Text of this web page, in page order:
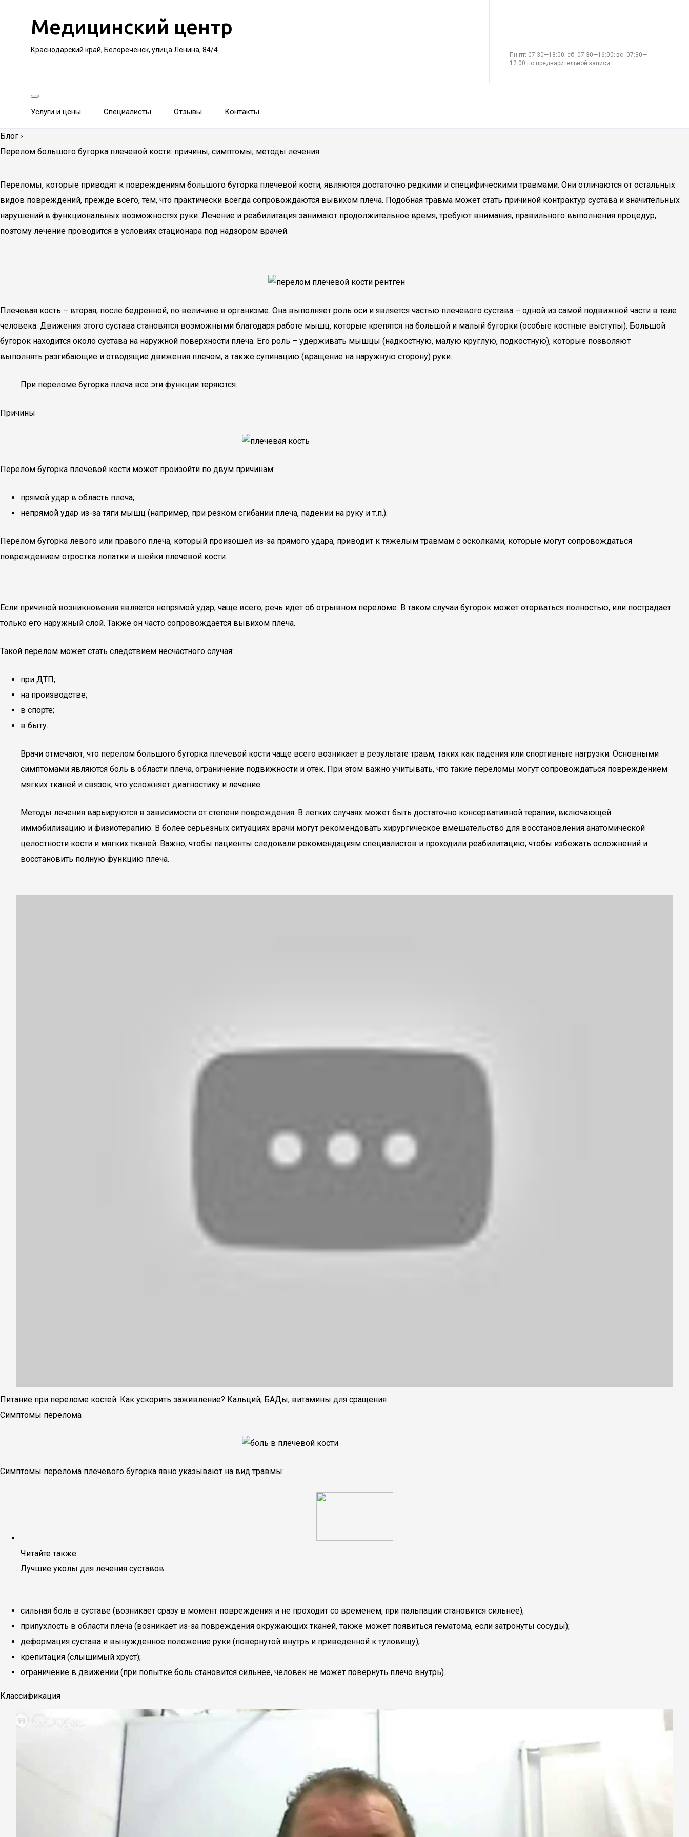
Медицинский центр
Краснодарский край, Белореченск, улица Ленина, 84/4
Пн-пт: 07:30—18:00; сб: 07:30—16:00; вс: 07:30—
12:00 по предварительной записи
Услуги и цены Специалисты Отзывы Контакты
Блог ›
Перелом большого бугорка плечевой кости: причины, симптомы, методы лечения
Переломы, которые приводят к повреждениям большого бугорка плечевой кости, являются достаточно редкими и специфическими травмами. Они отличаются от остальных
видов повреждений, прежде всего, тем, что практически всегда сопровождаются вывихом плеча. Подобная травма может стать причиной контрактур сустава и значительных
нарушений в функциональных возможностях руки. Лечение и реабилитация занимают продолжительное время, требуют внимания, правильного выполнения процедур,
поэтому лечение проводится в условиях стационара под надзором врачей.
Плечевая кость – вторая, после бедренной, по величине в организме. Она выполняет роль оси и является частью плечевого сустава – одной из самой подвижной части в теле
человека. Движения этого сустава становятся возможными благодаря работе мышц, которые крепятся на большой и малый бугорки (особые костные выступы). Большой
бугорок находится около сустава на наружной поверхности плеча. Его роль – удерживать мышцы (надкостную, малую круглую, подкостную), которые позволяют
выполнять разгибающие и отводящие движения плечом, а также супинацию (вращение на наружную сторону) руки.
При переломе бугорка плеча все эти функции теряются.
Причины
Перелом бугорка плечевой кости может произойти по двум причинам:
прямой удар в область плеча;
непрямой удар из-за тяги мышц (например, при резком сгибании плеча, падении на руку и т.п.).
Перелом бугорка левого или правого плеча, который произошел из-за прямого удара, приводит к тяжелым травмам с осколками, которые могут сопровождаться
повреждением отростка лопатки и шейки плечевой кости.
Если причиной возникновения является непрямой удар, чаще всего, речь идет об отрывном переломе. В таком случаи бугорок может оторваться полностью, или пострадает
только его наружный слой. Также он часто сопровождается вывихом плеча.
Такой перелом может стать следствием несчастного случая:
при ДТП;
на производстве;
в спорте;
в быту.
Врачи отмечают, что перелом большого бугорка плечевой кости чаще всего возникает в результате травм, таких как падения или спортивные нагрузки. Основными
симптомами являются боль в области плеча, ограничение подвижности и отек. При этом важно учитывать, что такие переломы могут сопровождаться повреждением
мягких тканей и связок, что усложняет диагностику и лечение.
Методы лечения варьируются в зависимости от степени повреждения. В легких случаях может быть достаточно консервативной терапии, включающей
иммобилизацию и физиотерапию. В более серьезных ситуациях врачи могут рекомендовать хирургическое вмешательство для восстановления анатомической
целостности кости и мягких тканей. Важно, чтобы пациенты следовали рекомендациям специалистов и проходили реабилитацию, чтобы избежать осложнений и
восстановить полную функцию плеча.
Питание при переломе костей. Как ускорить заживление? Кальций, БАДы, витамины для сращения
Симптомы перелома
Симптомы перелома плечевого бугорка явно указывают на вид травмы:
Читайте также:
Лучшие уколы для лечения суставов
сильная боль в суставе (возникает сразу в момент повреждения и не проходит со временем, при пальпации становится сильнее);
припухлость в области плеча (возникает из-за повреждения окружающих тканей, также может появиться гематома, если затронуты сосуды);
деформация сустава и вынужденное положение руки (повернутой внутрь и приведенной к туловищу);
крепитация (слышимый хруст);
ограничение в движении (при попытке боль становится сильнее, человек не может повернуть плечо внутрь).
Классификация